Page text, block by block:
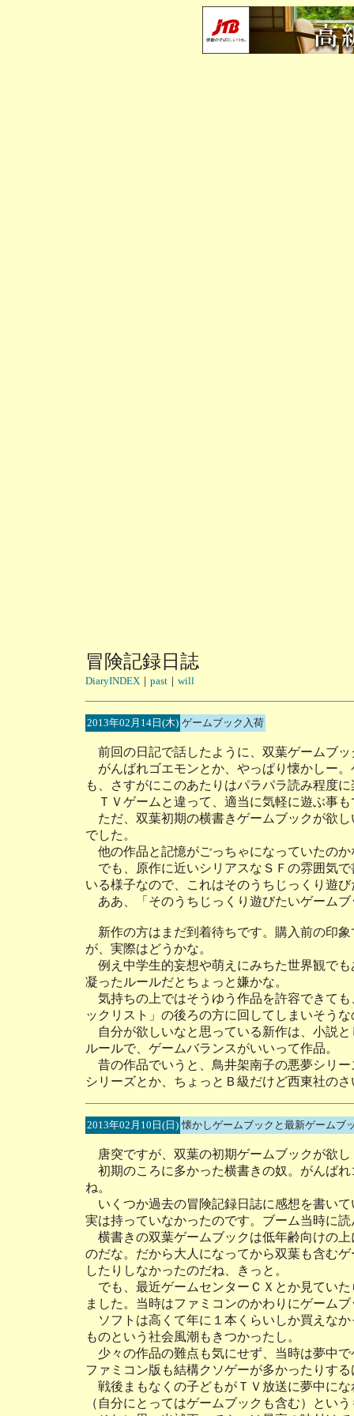
冒険記録日誌
DiaryINDEX｜ past｜ will
2013年02月14日(木) ゲームブック入荷
前回の日記で話したように、双葉ゲームブ
がんばれゴエモンとか、やっぱり懐かしー
も、さすがにこのあたりはパラパラ読み程度
ＴＶゲームと違って、適当に気軽に遊ぶ事
ただ、双葉初期の横書きゲームブックが欲
でした。
他の作品と記憶がごっちゃになっていたの
でも、原作に近いシリアスなＳＦの雰囲気
いる様子なので、これはそのうちじっくり遊
ああ、「そのうちじっくり遊びたいゲーム
新作の方はまだ到着待ちです。購入前の印
が、実際はどうかな。
例え中学生的妄想や萌えにみちた世界観で
凝ったルールだとちょっと嫌かな。
気持ちの上ではそうゆう作品を許容できて
ックリスト」の後ろの方に回してしまいそうな
自分が欲しいなと思っている新作は、小説
ルールで、ゲームバランスがいいって作品。
昔の作品でいうと、鳥井架南子の悪夢シリ
シリーズとか、ちょっとＢ級だけど西東社の
2013年02月10日(日) 懐かしゲームブックと最新ゲームブ
唐突ですが、双葉の初期ゲームブックが欲し
初期のころに多かった横書きの奴。がんば
ね。
いくつか過去の冒険記録日誌に感想を書い
実は持っていなかったのです。ブーム当時に
横書きの双葉ゲームブックは低年齢向けの
のだな。だから大人になってから双葉も含む
したりしなかったのだね、きっと。
でも、最近ゲームセンターＣＸとか見てい
ました。当時はファミコンのかわりにゲーム
ソフトは高くて年に１本くらいしか買えな
ものという社会風潮もきつかったし。
少々の作品の難点も気にせず、当時は夢中
ファミコン版も結構クソゲーが多かったりす
戦後まもなくの子どもがＴＶ放送に夢中に
（自分にとってはゲームブックも含む）とい